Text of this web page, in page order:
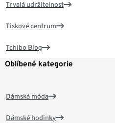
Trvalá udržitelnost
Tiskové centrum
Tchibo Blog
Oblíbené kategorie
Dámská móda
Dámské hodinky